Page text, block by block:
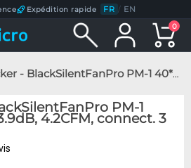
Expédition rapide FR / EN
0
PM-1 40*40*20mm, 13.9dB, 4.2CFM, connect. 3 pins carte mère
PM-1
4.2CFM, connect. 3